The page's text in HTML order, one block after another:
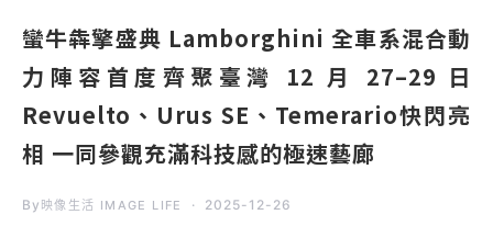
蠻牛犇擎盛典 Lamborghini 全車系混合動
力陣容首度齊聚臺灣 12 月 27–29 日
Revuelto、Urus SE、Temerario快閃亮
相 一同參觀充滿科技感的極速藝廊
By 映像生活 IMAGE LIFE 2025-12-26